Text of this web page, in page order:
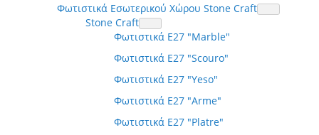
Φωτιστικά Εσωτερικού Χώρου Stone Craft
Stone Craft
Φωτιστικά E27 "Marble"
Φωτιστικά E27 "Scouro"
Φωτιστικά E27 "Yeso"
Φωτιστικά E27 "Arme"
Φωτιστικά E27 "Platre"